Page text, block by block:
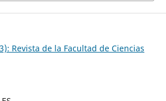
Revista de la Facultad de Ciencias